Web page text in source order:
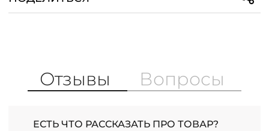
Отзывы Вопросы
ЕСТЬ ЧТО РАССКАЗАТЬ ПРО ТОВАР?